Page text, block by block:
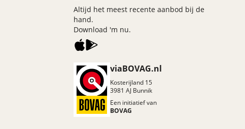
viaBOVAG.nl
Kosterijland 15
3981 AJ Bunnik
Een initiatief van
BOVAG
Altijd het meest recente aanbod bij de
hand.
Download 'm nu.